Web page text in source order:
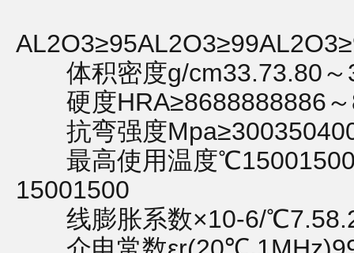
体积密度g/cm33.73.80～
硬度HRA≥8688888886～
抗弯强度
最高使用温度
15001500
线膨胀系数×10-6/